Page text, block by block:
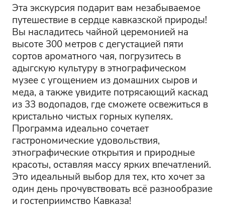
Эта экскурсия подарит вам незабываемое
путешествие в сердце кавказской природы!
Вы насладитесь чайной церемонией на
высоте 300 метров с дегустацией пяти
сортов ароматного чая, погрузитесь в
адыгскую культуру в этнографическом
музее с угощением из домашних сыров и
меда, а также увидите потрясающий каскад
из 33 водопадов, где сможете освежиться в
кристально чистых горных купелях.
Программа идеально сочетает
гастрономические удовольствия,
этнографические открытия и природные
красоты, оставляя массу ярких впечатлений.
Это идеальный выбор для тех, кто хочет за
один день прочувствовать всё разнообразие
и гостеприимство Кавказа!